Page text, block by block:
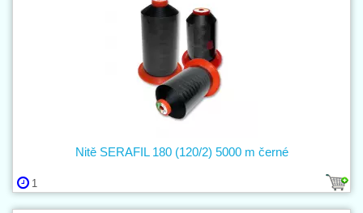
1
Nitě SERAFIL 180 (120/2) 5000 m černé